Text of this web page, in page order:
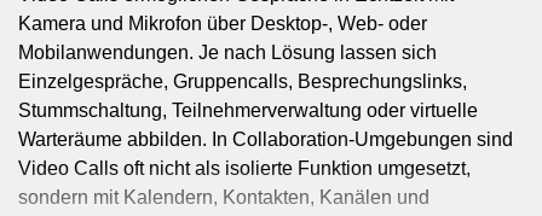
Kamera und Mikrofon über Desktop-, Web- oder
Mobilanwendungen. Je nach Lösung lassen sich
Einzelgespräche, Gruppencalls, Besprechungslinks,
Stummschaltung, Teilnehmerverwaltung oder virtuelle
Warteräume abbilden. In Collaboration-Umgebungen sind
Video Calls oft nicht als isolierte Funktion umgesetzt,
sondern mit Kalendern, Kontakten, Kanälen und